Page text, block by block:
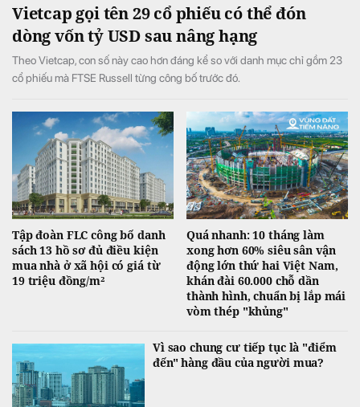
Vietcap gọi tên 29 cổ phiếu có thể đón
dòng vốn tỷ USD sau nâng hạng
Theo Vietcap, con số này cao hơn đáng kể so với danh mục chỉ gồm 23
cổ phiếu mà FTSE Russell từng công bố trước đó.
Tập đoàn FLC công bố danh
sách 13 hồ sơ đủ điều kiện
mua nhà ở xã hội có giá từ
19 triệu đồng/m²
Quá nhanh: 10 tháng làm
xong hơn 60% siêu sân vận
động lớn thứ hai Việt Nam,
khán đài 60.000 chỗ dần
thành hình, chuẩn bị lắp mái
vòm thép "khủng"
Vì sao chung cư tiếp tục là "điểm
đến" hàng đầu của người mua?